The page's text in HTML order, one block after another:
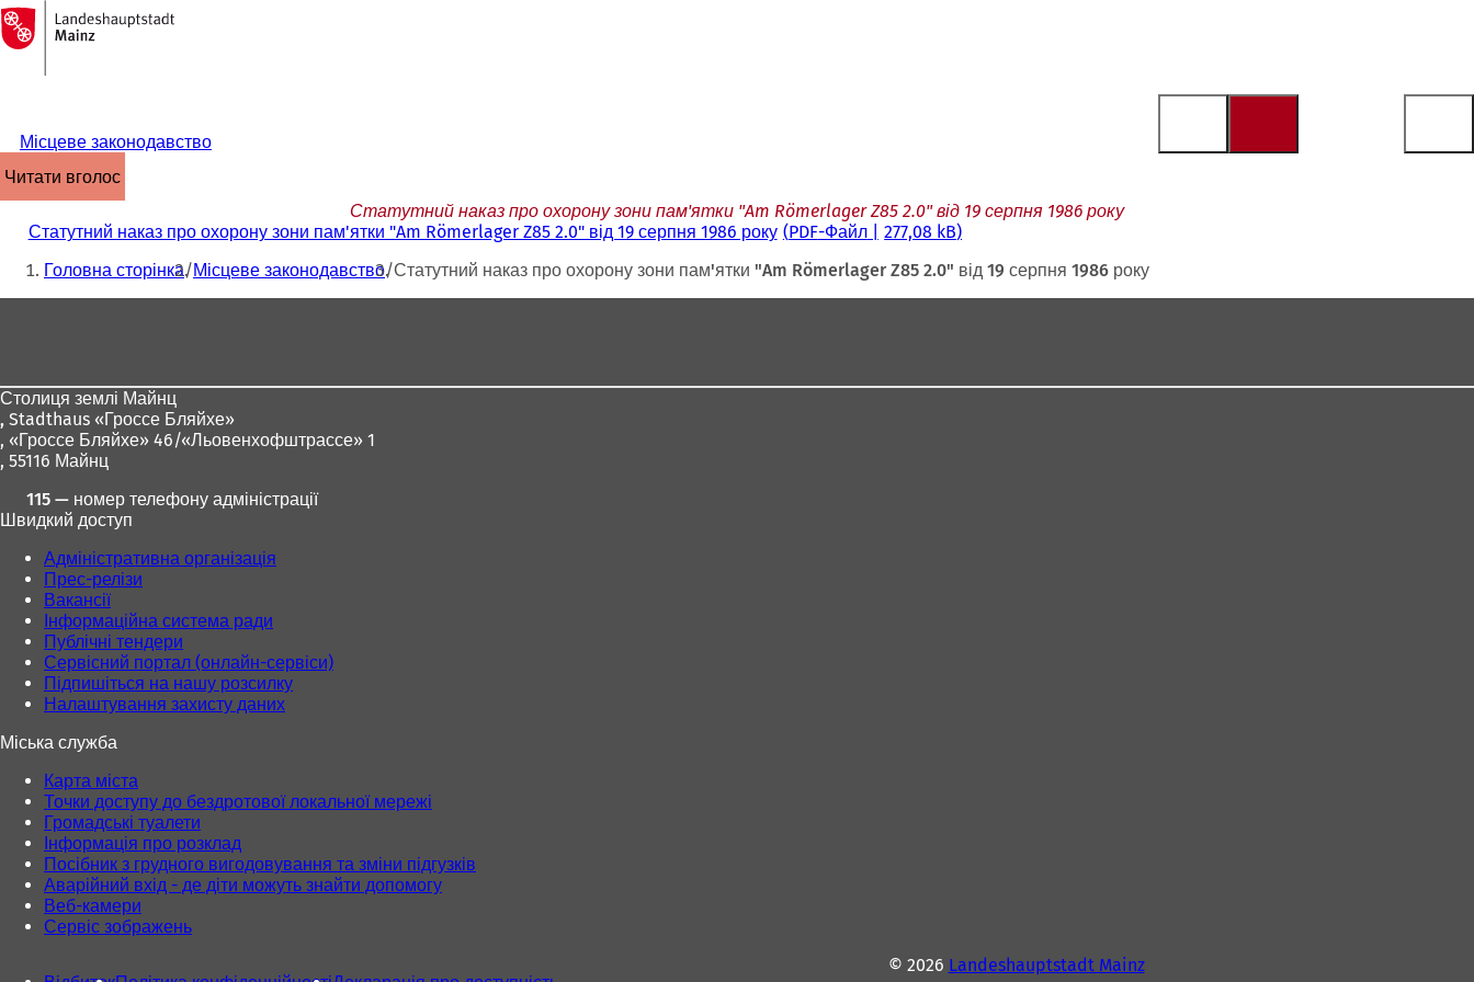
Перейти до змісту
На
головну
сторінку
Місцеве законодавство
читати вголос
Статутний наказ про охорону зони пам'ятки "Am Römerlager Z85 2.0" від 19 серпня 1986 року
Статутний наказ про охорону зони пам'ятки "Am Römerlager Z85 2.0" від 19 серпня 1986 року PDF-Файл 277,08 kB
Ти
тут:
Головна сторінка Місцеве законодавство Статутний наказ про охорону зони пам'ятки "Am Römerlager Z85 2.0" від 19 серпня 1986 року
Столиця землі Майнц
, Stadthaus «Гроссе Бляйхе»
, «Гроссе Бляйхе» 46/«Льовенхофштрассе» 1
, 55116 Майнц
115 — номер телефону адміністрації
Швидкий доступ
Адміністративна організація
Прес-релізи
Вакансії
Інформаційна система ради
Публічні тендери
Сервісний портал (онлайн-сервіси)
Підпишіться на нашу розсилку
Налаштування захисту даних
Міська служба
Карта міста
Точки доступу до бездротової локальної мережі
Громадські туалети
Інформація про розклад
Посібник з грудного вигодовування та зміни підгузків
Аварійний вхід - де діти можуть знайти допомогу
Веб-камери
Сервіс зображень
© 2026 Landeshauptstadt Mainz